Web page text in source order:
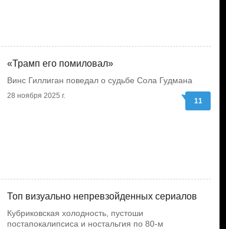
«Трамп его помиловал»
Винс Гиллиган поведал о судьбе Сола Гудмана
28 ноября 2025 г.
11
Топ визуально непревзойденных сериалов
Кубриковская холодность, пустоши
постапокалипсиса и ностальгия по 80-м